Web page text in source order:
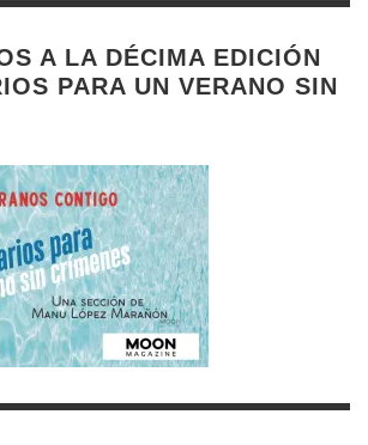
A LA DÉCIMA EDICIÓN
PARA UN VERANO SIN